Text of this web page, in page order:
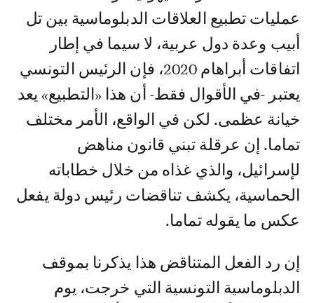
عمليات تطبيع العلاقات الدبلوماسية بين تل
أبيب وعدة دول عربية، لا سيما في إطار
اتفاقات أبراهام 2020، فإن الرئيس التونسي
يعتبر -في الأقوال فقط- أن هذا «التطبيع» يعد
خيانة عظمى. لكن في الواقع، الأمر مختلف
تماما. إن عرقلة تبني قانون مناهض
لإسرائيل، والذي غذاه من خلال خطاباته
الحماسية، يكشف تناقضات رئيس دولة يفعل
عكس ما يقوله تماما.
إن رد الفعل المتناقض هذا يذكرنا بموقف
الدبلوماسية التونسية التي خرجت، يوم